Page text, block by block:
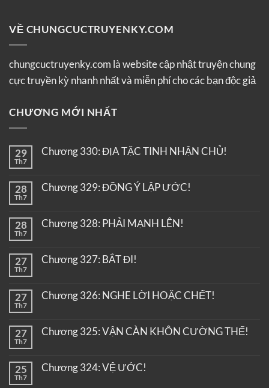
VỀ CHUNGCUCTRUYENKY.COM
chungcuctruyenky.com là website cập nhật truyện chung
cực truyền kỳ nhanh nhất và miễn phí cho các bạn độc giả
CHƯƠNG MỚI NHẤT
29
Th7
Chương 330: ĐỊA TẶC TINH NHẬN CHỦ!
28
Th7
Chương 329: ĐỒNG Ý LẬP ƯỚC!
28
Th7
Chương 328: PHẢI MẠNH LÊN!
27
Th7
Chương 327: BẮT ĐI!
27
Th7
Chương 326: NGHE LỜI HOẶC CHẾT!
27
Th7
Chương 325: VẬN CÀN KHÔN CƯỜNG THẾ!
25
Th7
Chương 324: VỆ ƯỚC!